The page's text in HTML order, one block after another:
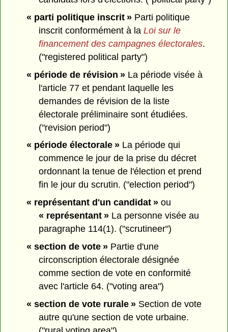
« parti politique inscrit »Parti politique
inscrit conformément à laLoi sur le
financement des campagnes électorales.
("registered political party")
« période de révision »La période visée à
l'article 77 et pendant laquelle les
demandes de révision de la liste
électorale préliminaire sont étudiées.
("revision period")
« période électorale »La période qui
commence le jour de la prise du décret
ordonnant la tenue de l'élection et prend
fin le jour du scrutin. ("election period")
« représentant d'un candidat »ou
« représentant » La personne visée au
paragraphe 114(1). ("scrutineer")
« section de vote »Partie d'une
circonscription électorale désignée
comme section de vote en conformité
avec l'article 64. ("voting area")
« section de vote rurale »Section de vote
autre qu'une section de vote urbaine.